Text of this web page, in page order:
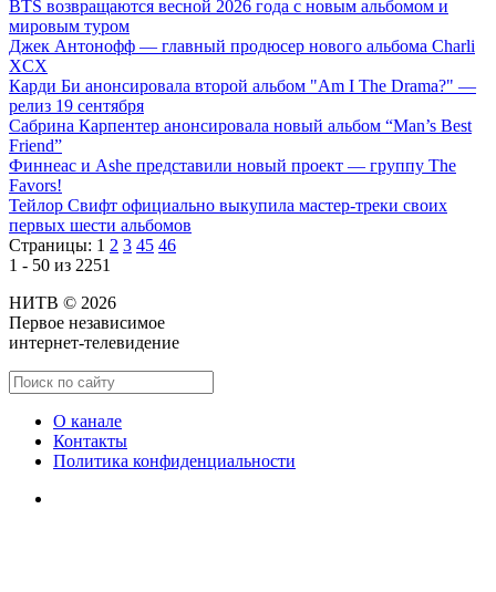
BTS возвращаются весной 2026 года с новым альбомом и
мировым туром
Джек Антонофф — главный продюсер нового альбома Charli
XCX
Карди Би анонсировала второй альбом "Am I The Drama?" —
релиз 19 сентября
Сабрина Карпентер анонсировала новый альбом “Man’s Best
Friend”
Финнеас и Ashe представили новый проект — группу The
Favors!
Тейлор Свифт официально выкупила мастер-треки своих
первых шести альбомов
Страницы: 1 2 3 45 46
1 - 50 из 2251
НИТВ © 2026
Первое независимое
интернет-телевидение
О канале
Контакты
Политика конфиденциальности